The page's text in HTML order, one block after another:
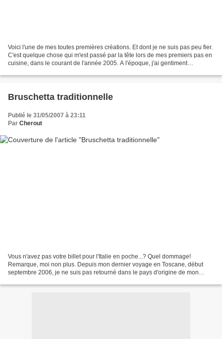
Voici l'une de mes toutes premières créations. Et dont je ne suis pas peu fier.
C'est quelque chose qui m'est passé par la tête lors de mes premiers pas en
cuisine, dans le courant de l'année 2005. A l'époque, j'ai gentiment
Bruschetta traditionnelle
Publié le 31/05/2007 à 23:11
Par Cherout
Vous n'avez pas votre billet pour l'Italie en poche...? Quel dommage!
Remarque, moi non plus. Depuis mon dernier voyage en Toscane, début
septembre 2006, je ne suis pas retourné dans le pays d'origine de mon